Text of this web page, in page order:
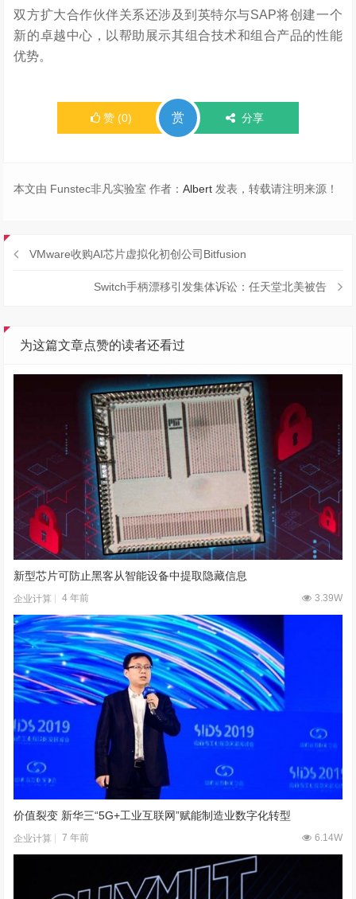
双方扩大合作伙伴关系还涉及到英特尔与SAP将创建一个
新的卓越中心，以帮助展示其组合技术和组合产品的性能
优势。
赞 (0) 赏 分享
本文由 Funstec非凡实验室 作者：Albert 发表，转载请注明来源！
VMware收购AI芯片虚拟化初创公司Bitfusion
Switch手柄漂移引发集体诉讼：任天堂北美被告
为这篇文章点赞的读者还看过
新型芯片可防止黑客从智能设备中提取隐藏信息
企业计算 4 年前 3.39W
价值裂变 新华三“5G+工业互联网”赋能制造业数字化转型
企业计算 7 年前 6.14W